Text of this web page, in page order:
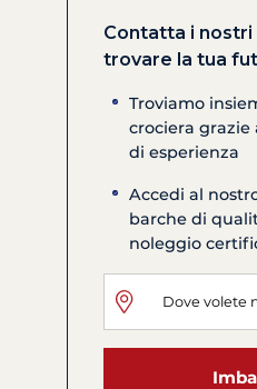
Contatta i
trovare la tua
Troviamo
crociera grazie
di esperienza
Accedi al
barche di
noleggio